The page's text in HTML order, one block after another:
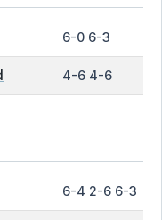
6-0 6-3
4-6 4-6
6-4 2-6 6-3